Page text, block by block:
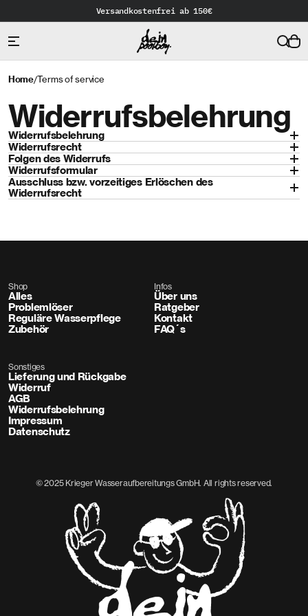
Versandkostenfrei ab 150€
Home/Terms of service
Widerrufsbelehrung
Widerrufsrecht
Folgen des Widerrufs
Widerrufsformular
Ausschluss bzw. vorzeitiges Erlöschen des
Widerrufsrecht
Widerrufsbelehrung
Shop
Alles
Problemlöser
Reguläre Wasserpflege
Zubehör
Infos
Über uns
Ratgeber
Kontakt
FAQ´s
Sonstiges
Lieferung und Rückgabe
Widerruf
AGB
Widerrufsbelehrung
Impressum
Datenschutz
© 2025 Krieger Wasseraufbereitungs GmbH. All rights reserved.